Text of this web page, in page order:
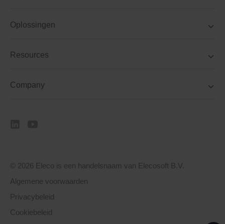
Oplossingen
Resources
Company
© 2026 Eleco is een handelsnaam van Elecosoft B.V.
Algemene voorwaarden
Privacybeleid
Cookiebeleid